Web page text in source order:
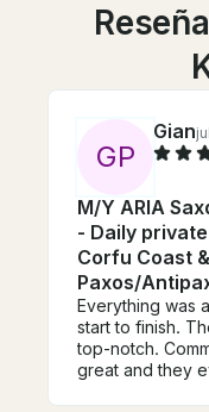
GP
Gian
M/Y ARIA
- Daily
Corfu Coast &
Paxos/
Everything was
start to finish.
top-notch.
great and they